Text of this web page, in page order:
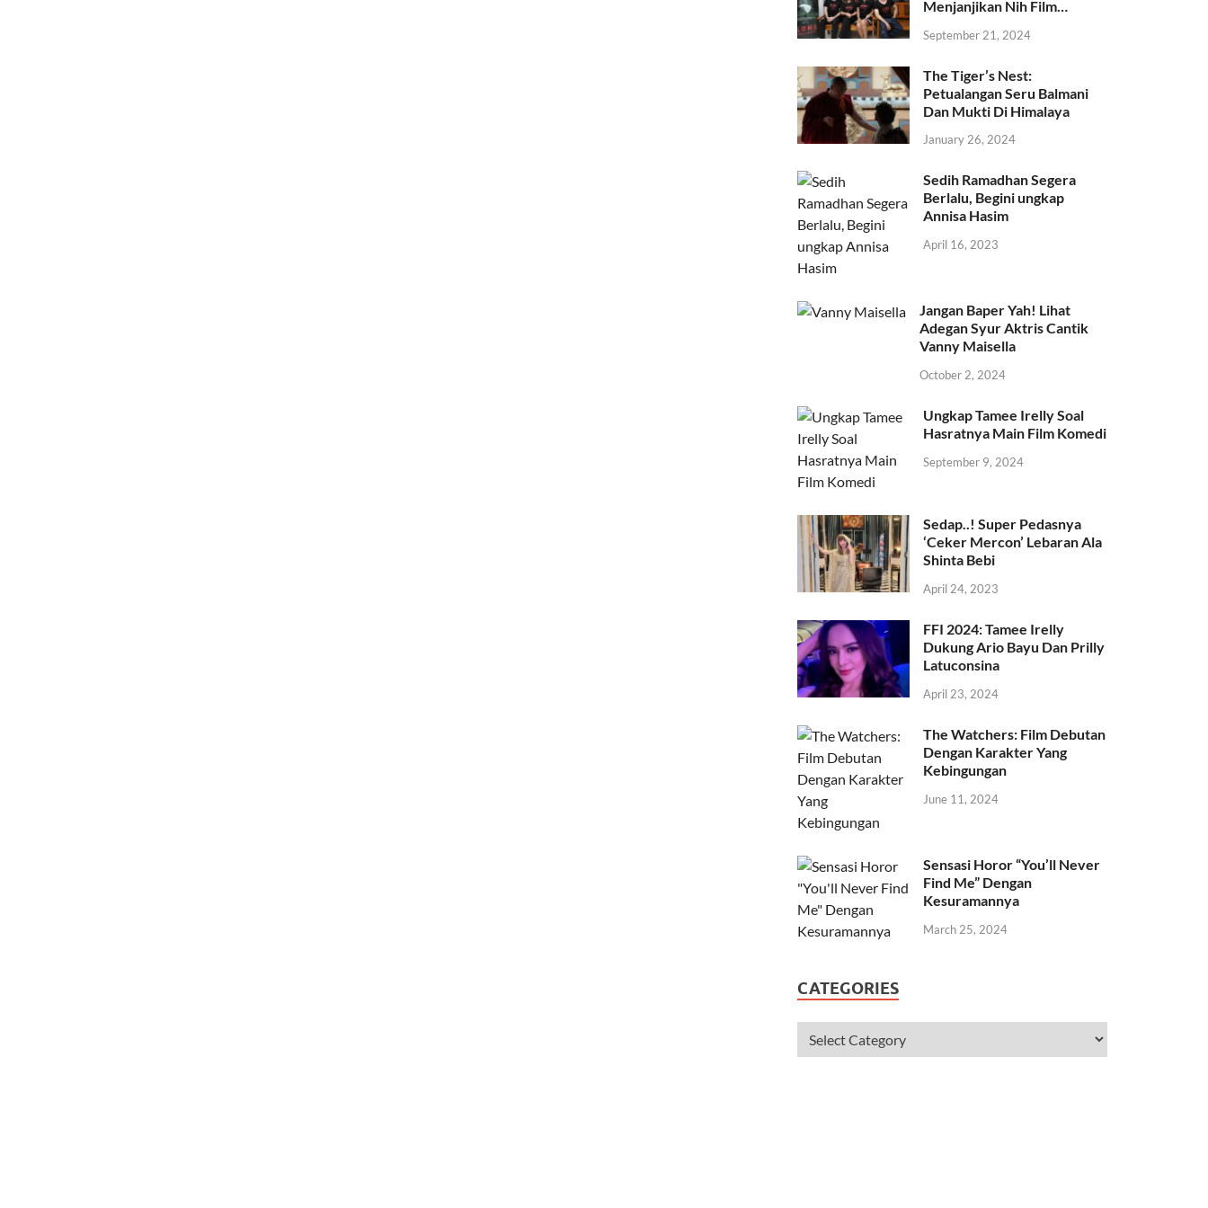
Menjanjikan Nih Film…
September 21, 2024
The Tiger’s Nest:
Petualangan Seru Balmani
Dan Mukti Di Himalaya
January 26, 2024
Sedih Ramadhan Segera
Berlalu, Begini ungkap
Annisa Hasim
April 16, 2023
Jangan Baper Yah! Lihat
Adegan Syur Aktris Cantik
Vanny Maisella
October 2, 2024
Ungkap Tamee Irelly Soal
Hasratnya Main Film Komedi
September 9, 2024
Sedap..! Super Pedasnya
‘Ceker Mercon’ Lebaran Ala
Shinta Bebi
April 24, 2023
FFI 2024: Tamee Irelly
Dukung Ario Bayu Dan Prilly
Latuconsina
April 23, 2024
The Watchers: Film Debutan
Dengan Karakter Yang
Kebingungan
June 11, 2024
Sensasi Horor “You’ll Never
Find Me” Dengan
Kesuramannya
March 25, 2024
CATEGORIES